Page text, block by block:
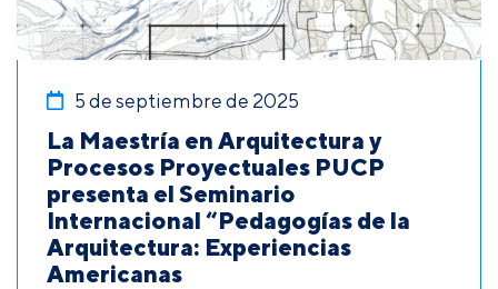
5 de septiembre de 2025
La Maestría en Arquitectura y
Procesos Proyectuales PUCP
presenta el Seminario
Internacional “Pedagogías de la
Arquitectura: Experiencias
Americanas